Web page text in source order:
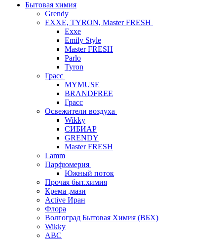
Бытовая химия
Grendy
EXXE, TYRON, Master FRESH
Exxe
Emily Style
Master FRESH
Parlo
Tyron
Грасс
MYMUSE
BRANDFREE
Грасс
Освежители воздуха
Wikky
СИБИАР
GRENDY
Master FRESH
Lamm
Парфюмерия
Южный поток
Прочая быт.химия
Крема ,мази
Аctive Иран
Флора
Волгоград Бытовая Химия (ВБХ)
Wikky
АВС